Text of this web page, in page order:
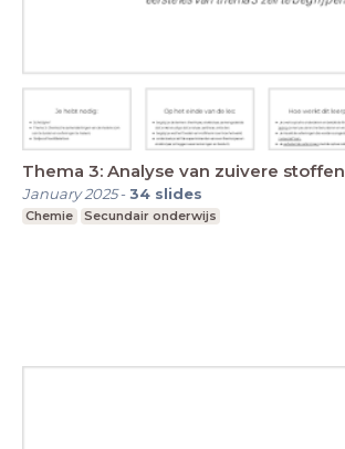
Thema 3: Analyse van zuivere stoffen
January 2025-34 slides
Chemie Secundair onderwijs